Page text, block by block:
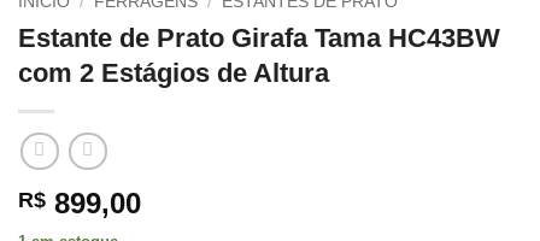
Estante de Prato Girafa Tama HC43BW
com 2 Estágios de Altura
R$ 899,00